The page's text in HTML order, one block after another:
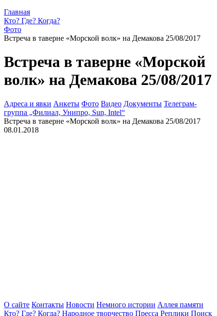
Главная
Кто? Где? Когда?
Фото
Встреча в таверне «Морской волк» на Демакова 25/08/2017
Встреча в таверне «Морской
волк» на Демакова 25/08/2017
Адреса и явки Анкеты Фото Видео Документы Телеграм-
группа „Филиал, Унипро, Sun, Intel“
Встреча в таверне «Морской волк» на Демакова 25/08/2017
08.01.2018
О сайте Контакты Новости Немного истории Аллея памяти
Кто? Где? Когда? Народное творчество Пресса Реплики Поиск